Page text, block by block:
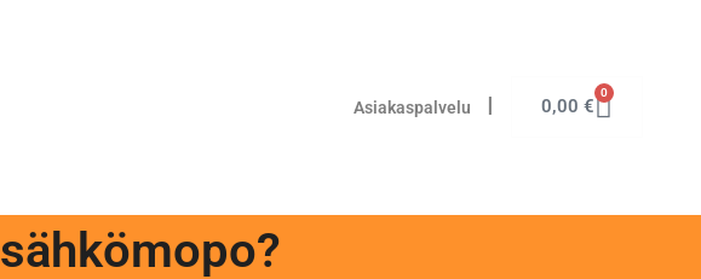
Asiakaspalvelu I 0,00 €
0